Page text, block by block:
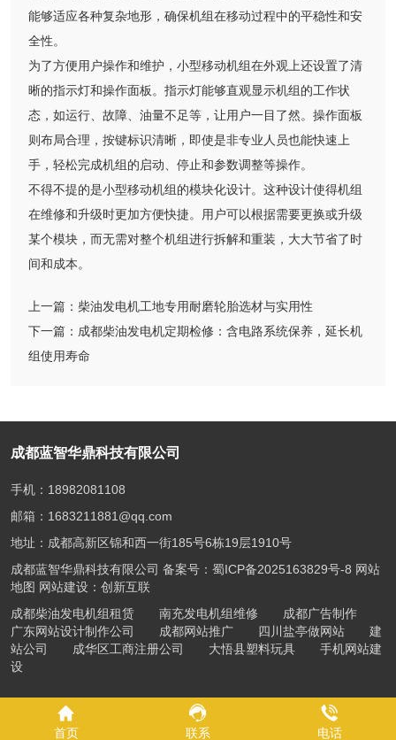
能够适应各种复杂地形，确保机组在移动过程中的平稳性和安
全性。
为了方便用户操作和维护，小型移动机组在外观上还设置了清
晰的指示灯和操作面板。指示灯能够直观显示机组的工作状
态，如运行、故障、油量不足等，让用户一目了然。操作面板
则布局合理，按键标识清晰，即使是非专业人员也能快速上
手，轻松完成机组的启动、停止和参数调整等操作。
不得不提的是小型移动机组的模块化设计。这种设计使得机组
在维修和升级时更加方便快捷。用户可以根据需要更换或升级
某个模块，而无需对整个机组进行拆解和重装，大大节省了时
间和成本。
上一篇： 柴油发电机工地专用耐磨轮胎选材与实用性
下一篇： 成都柴油发电机定期检修：含电路系统保养，延长机
组使用寿命
成都蓝智华鼎科技有限公司
手机：18982081108
邮箱：1683211881@qq.com
地址：成都高新区锦和西一街185号6栋19层1910号
成都蓝智华鼎科技有限公司 备案号： 蜀ICP备2025163829号-8 网站
地图 网站建设：创新互联
成都柴油发电机组租赁
南充发电机组维修
成都广告制作
广东网站设计制作公司
成都网站推广 四川盐亭做网站
建
站公司
成华区工商注册公司 大悟县塑料玩具
手机网站建
设
首页 联系 电话